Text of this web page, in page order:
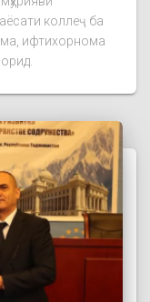
коллеҷ ба
ифтихорнома